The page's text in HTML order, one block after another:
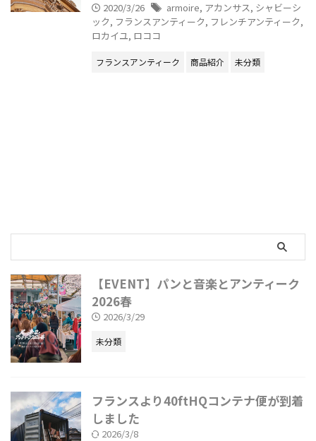
2020/3/26 armoire, アカンサス, シャビーシ
ック, フランスアンティーク, フレンチアンティーク,
ロカイユ, ロココ
フランスアンティーク 商品紹介 未分類
【EVENT】パンと音楽とアンティーク
2026春
2026/3/29
未分類
フランスより40ftHQコンテナ便が到着
しました
2026/3/8